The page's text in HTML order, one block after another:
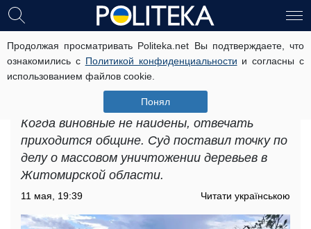
Продолжая просматривать Politeka.net Вы подтверждаете, что
ознакомились с Политикой конфиденциальности и согласны с
использованием файлов cookie.
Понял
Более полутора миллионов за
срубленные ольхи: Чудновский
городской совет заплатит за
Когда виновные не найдены, отвечать
приходится общине. Суд поставил точку по
делу о массовом уничтожении деревьев в
Житомирской области.
11 мая, 19:39 Читати українською